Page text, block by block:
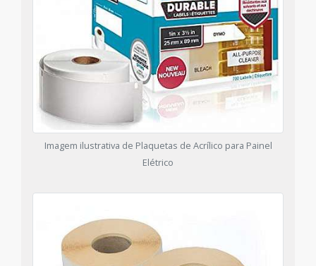
Imagem ilustrativa de Plaquetas de Acrílico para Painel
Elétrico